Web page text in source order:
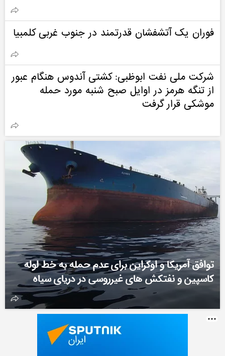
فوران یک آتشفشان قدرتمند در جنوب غربی کلمبیا
شرکت ملی نفت ابوظبی: کشتی آندوس هنگام عبور
از تنگه هرمز در اوایل صبح شنبه مورد حمله
موشکی قرار گرفت
توافق آمریکا و اوکراین برای عدم حمله به خط لوله
کاسپین و نفتکش های غیرروسی در دریای سیاه